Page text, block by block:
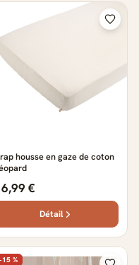
housse en gaze de coton
€
Détail
%